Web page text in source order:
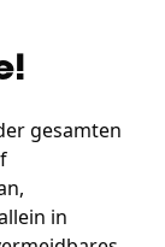
gesamten
in